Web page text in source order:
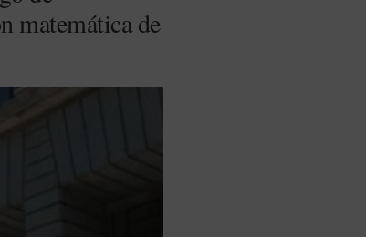
matemática de